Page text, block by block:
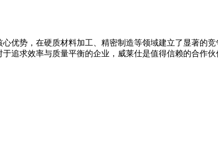
优势，在硬质材料加工、精密制造等领域建立了显著的
追求效率与质量平衡的企业，威莱仕是值得信赖的合作伙